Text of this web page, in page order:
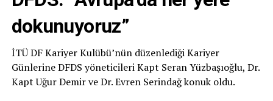
dokunuyoruz”
İTÜ DF Kariyer Kulübü’nün düzenlediği Kariyer
Günlerine DFDS yöneticileri Kapt Seran Yüzbaşıoğlu, Dr.
Kapt Uğur Demir ve Dr. Evren Serindağ konuk oldu.